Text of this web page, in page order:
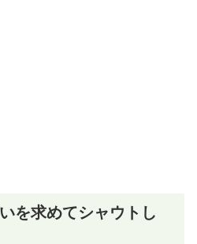
を求めてシャウトし